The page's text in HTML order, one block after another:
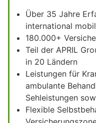
Über 35 Jahre
international
180.000+
Teil der APRIL
in 20 Ländern
Leistungen für
ambulante
Sehleistungen
Flexible